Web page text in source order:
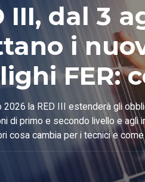
III, dal 3
i
FER:
in
2026 la RED III estenderà gli
di primo e secondo livello e agli
cosa cambia per i tecnici e
pompe di calore con le soluzioni